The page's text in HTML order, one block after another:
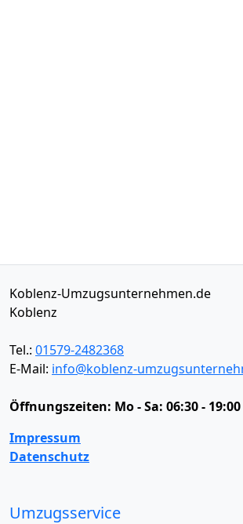
Koblenz-Umzugsunternehmen.de
Koblenz
Tel.: 01579-2482368
E-Mail: info@koblenz-
Öffnungszeiten: Mo - Sa: 06:30 -
Impressum
Datenschutz
Umzugsservice